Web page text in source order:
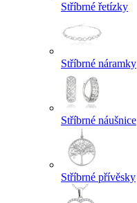
Stříbrné řetízky
Stříbrné náramky
Stříbrné náušnice
Stříbrné přívěsky